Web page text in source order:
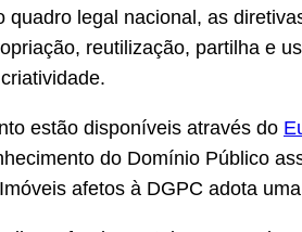
legal nacional, as
reutilização, partilha e
estão disponíveis através do
do Domínio Público
afetos à DGPC adota